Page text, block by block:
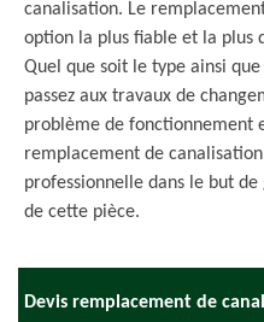
canalisation. Le
option la plus fiable et la plus
Quel que soit le type ainsi
passez aux travaux de
problème de fonctionnement
remplacement de
professionnelle dans le but
de cette pièce.
Devis remplacement de